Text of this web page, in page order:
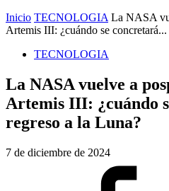
Inicio TECNOLOGIA La NASA
Artemis III: ¿cuándo se concretará...
TECNOLOGIA
La NASA vuelve a
Artemis III: ¿cuándo
regreso a la Luna?
7 de diciembre de 2024